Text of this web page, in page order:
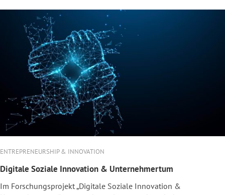
ENTREPRENEURSHIP & INNOVATION
Digitale Soziale Innovation & Unternehmertum
Im Forschungsprojekt „Digitale Soziale Innovation &